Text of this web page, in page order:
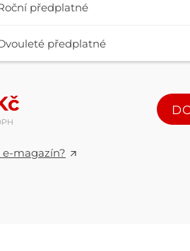
předplatné
předplatné
e-magazín?